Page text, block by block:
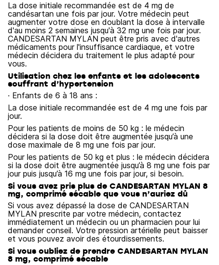
La dose initiale recommandée est de 4 mg de
candésartan une fois par jour. Votre médecin peut
augmenter votre dose en doublant la dose à intervalle
d'au moins 2 semaines jusqu'à 32 mg une fois par jour.
CANDESARTAN MYLAN peut être pris avec d'autres
médicaments pour l'insuffisance cardiaque, et votre
médecin décidera du traitement le plus adapté pour
vous.
Utilisation chez les enfants et les adolescents
souffrant d’hypertension
· Enfants de 6 à 18 ans :
La dose initiale recommandée est de 4 mg une fois par
jour.
Pour les patients de moins de 50 kg : le médecin
décidera si la dose doit être augmentée jusqu’à une
dose maximale de 8 mg une fois par jour.
Pour les patients de 50 kg et plus : le médecin décidera
si la dose doit être augmentée jusqu’à 8 mg une fois par
jour puis jusqu’à 16 mg une fois par jour, si besoin.
Si vous avez pris plus de CANDESARTAN MYLAN 8
mg, comprimé sécable que vous n’auriez dû
Si vous avez dépassé la dose de CANDESARTAN
MYLAN prescrite par votre médecin, contactez
immédiatement un médecin ou un pharmacien pour lui
demander conseil. Votre pression artérielle peut baisser
et vous pouvez avoir des étourdissements.
Si vous oubliez de prendre CANDESARTAN MYLAN
8 mg, comprimé sécable